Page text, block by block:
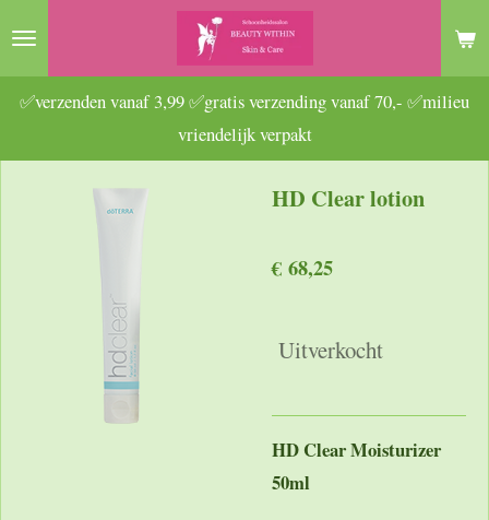
Ga
naar
hoofdinhoud
✅verzenden vanaf 3,99 ✅gratis verzending vanaf 70,- ✅milieu
vriendelijk verpakt
HD Clear lotion
€ 68,25
Uitverkocht
HD Clear Moisturizer
50ml